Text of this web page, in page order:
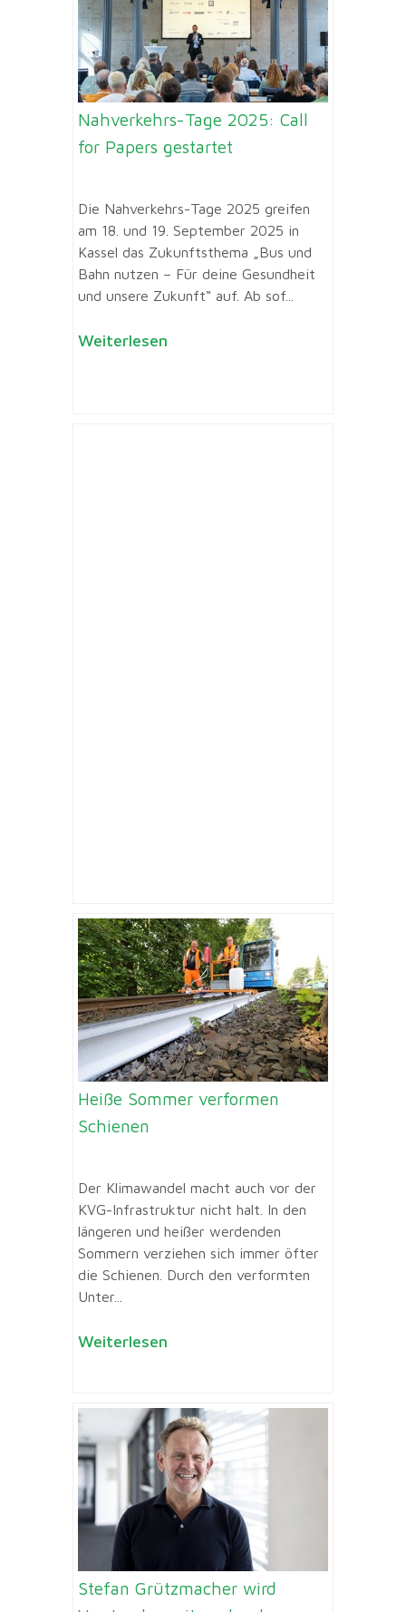
Nahverkehrs-Tage 2025: Call
for Papers gestartet
Die Nahverkehrs-Tage 2025 greifen
am 18. und 19. September 2025 in
Kassel das Zukunftsthema „Bus und
Bahn nutzen – Für deine Gesundheit
und unsere Zukunft“ auf. Ab sof...
Weiterlesen
Heiße Sommer verformen
Schienen
Der Klimawandel macht auch vor der
KVG-Infrastruktur nicht halt. In den
längeren und heißer werdenden
Sommern verziehen sich immer öfter
die Schienen. Durch den verformten
Unter...
Weiterlesen
Stefan Grützmacher wird